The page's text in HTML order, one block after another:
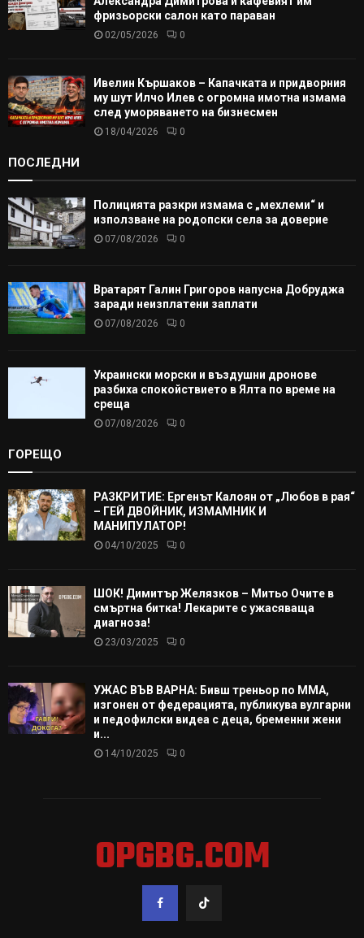
фризьорски салон като параван
02/05/2026 0
Ивелин Кършаков – Капачката и придворния
му шут Илчо Илев с огромна имотна измама
след уморяването на бизнесмен
18/04/2026 0
ПОСЛЕДНИ
Полицията разкри измама с „мехлеми“ и
използване на родопски села за доверие
07/08/2026 0
Вратарят Галин Григоров напусна Добруджа
заради неизплатени заплати
07/08/2026 0
Украински морски и въздушни дронове
разбиха спокойствието в Ялта по време на
среща
07/08/2026 0
ГОРЕЩО
РАЗКРИТИЕ: Ергенът Калоян от „Любов в рая“
– ГЕЙ ДВОЙНИК, ИЗМАМНИК И
МАНИПУЛАТОР!
04/10/2025 0
ШОК! Димитър Желязков – Митьо Очите в
смъртна битка! Лекарите с ужасяваща
диагноза!
23/03/2025 0
УЖАС ВЪВ ВАРНА: Бивш треньор по ММА,
изгонен от федерацията, публикува вулгарни
и педофилски видеа с деца, бременни жени
и...
14/10/2025 0
OPGBG.COM